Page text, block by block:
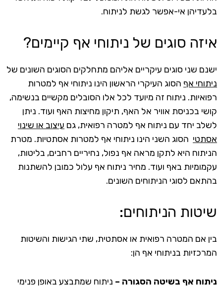
בלעדיהן אי-אפשר לגשת לניתוח.
איזה סוגים של ניתוחי אף קיימים?
ישנם שני סוגים עיקריים אליהם מתחלקים הסוגים השונים של
ניתוחי אף הסוג העיקרי הראשון הינו ניתוחי אף למטרות
רפואיות. ניתוח זה מיועד לכל אלו הסובלים מקשיים בנשימה,
קושי בכניסת אוויר אל האף, תיקון מחיצות האף ועוד. ניתן
לשלב יחד עם ניתוח אף למטרה רפואית, גם עיצוב או שינוי
אסתטי הסוג השני הינו ניתוחי אף למטרות אסתטיות. מטרת
הניתוח היא לתקן מראה אף נפול, נחיריים רחבים, בליטות,
עקמומיות באף ועוד. מחיר ניתוח אף עלול כמובן להשתנות
בהתאם לסוגי הניתוחים השונים.
שיטות הניתוחים:
בין אם המטרה רפואית או אסתטית, שתי הגישות והשיטות
המרכזיות בניתוחי אף הן:
ניתוח אף בשיטה הסגורה – ניתוח שמתבצע באופן פנימי